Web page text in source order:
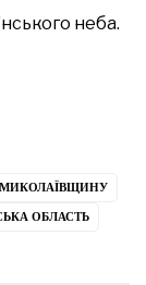
неба.
ОБЛАСТЬ